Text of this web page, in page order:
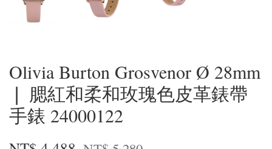
Olivia Burton Grosvenor Ø 28mm
❘ 腮紅和柔和玫瑰色皮革錶帶
手錶 24000122